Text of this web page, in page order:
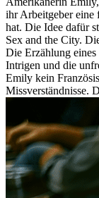
ihr Arbeitgeber eine
hat. Die Idee dafür
Sex and the City.
Die Erzählung eines
Intrigen und die
Emily kein
Missverständnisse.